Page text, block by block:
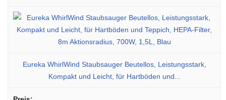
Eureka WhirlWind Staubsauger Beutellos, Leistungsstark,
Kompakt und Leicht, für Hartböden und...